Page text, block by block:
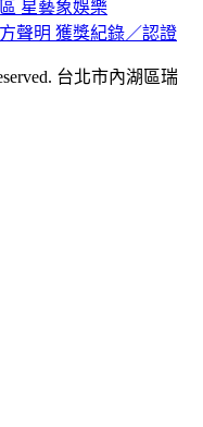
星藝象娛樂
聲明 獲獎紀錄／認證
台北市內湖區瑞